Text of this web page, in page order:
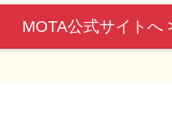
MOTA公式サイトへ